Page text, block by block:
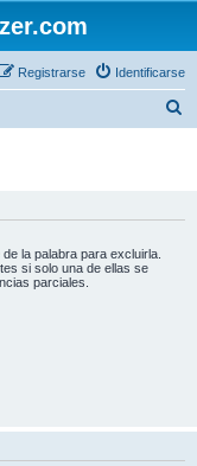
Identificarse
Registrarse
a
de la palabra para excluirla.
si solo una de ellas se
parciales.